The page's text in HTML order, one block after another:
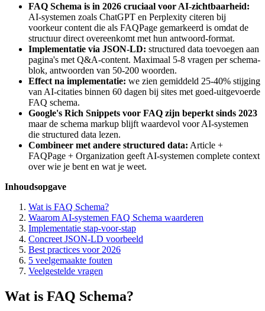
FAQ Schema is in 2026 cruciaal voor AI-zichtbaarheid:
AI-systemen zoals ChatGPT en Perplexity citeren bij
voorkeur content die als FAQPage gemarkeerd is omdat de
structuur direct overeenkomt met hun antwoord-format.
Implementatie via JSON-LD: structured data toevoegen aan
pagina's met Q&A-content. Maximaal 5-8 vragen per schema-
blok, antwoorden van 50-200 woorden.
Effect na implementatie: we zien gemiddeld 25-40% stijging
van AI-citaties binnen 60 dagen bij sites met goed-uitgevoerde
FAQ schema.
Google's Rich Snippets voor FAQ zijn beperkt sinds 2023
maar de schema markup blijft waardevol voor AI-systemen
die structured data lezen.
Combineer met andere structured data: Article +
FAQPage + Organization geeft AI-systemen complete context
over wie je bent en wat je weet.
Inhoudsopgave
Wat is FAQ Schema?
Waarom AI-systemen FAQ Schema waarderen
Implementatie stap-voor-stap
Concreet JSON-LD voorbeeld
Best practices voor 2026
5 veelgemaakte fouten
Veelgestelde vragen
Wat is FAQ Schema?